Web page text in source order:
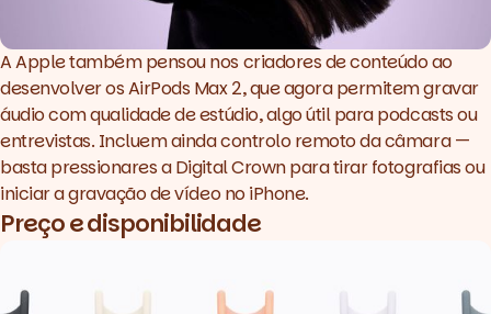
A Apple também pensou nos criadores de conteúdo ao
desenvolver os AirPods Max 2, que agora permitem gravar
áudio com qualidade de estúdio, algo útil para podcasts ou
entrevistas. Incluem ainda controlo remoto da câmara —
basta pressionares a Digital Crown para tirar fotografias ou
iniciar a gravação de vídeo no iPhone.
Preço e disponibilidade